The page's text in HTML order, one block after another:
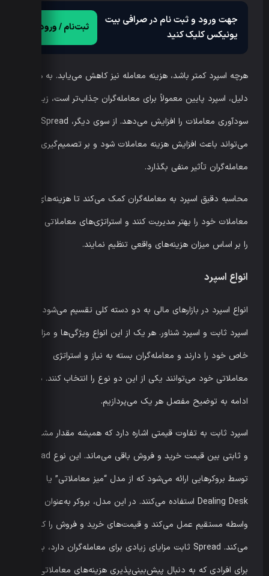
جهت ورود و ثبت نام در صرافی بیت
یونیکس کلیک کنید
ثبت‌نام / ورود
هرچه اسپرد کمتر باشد، هزینه معامله نیز کاهش می‌یابد. به همین
دلیل، اسپرد پایین معمولاً برای معامله‌گران جذاب‌تر است، زیرا
می‌تواند باعث افزایش هزینه معاملات شود و بر تصمیم‌گیری
معامله‌گران تأثیر منفی بگذارد.
محاسبه دقیق اسپرد به معامله‌گران کمک می‌کند تا هزینه‌های
معاملات خود را بهتر مدیریت کنند و استراتژی‌های معاملاتی خود
را بر اساس میزان هزینه‌های واقعی تنظیم نمایند.
انواع اسپرد
انواع اسپرد در بازارهای مالی به دو دسته کلی تقسیم می‌شود:
اسپرد ثابت و اسپرد شناور. هر یک از این انواع ویژگی‌ها و مزایای
خاص خود را دارند و معامله‌گران بسته به نیاز و استراتژی
معاملاتی خود می‌توانند یکی از این دو نوع را انتخاب کنند. در
ادامه به توضیح مفصل هر یک می‌پردازیم.
اسپرد ثابت به تفاوت قیمتی اشاره دارد که همیشه مقدار مشخص
و ثابتی بین قیمت خرید و فروش باقی می‌ماند. این نوع Spread
توسط بروکرهایی ارائه می‌شود که از مدل “میز معاملاتی” یا
Dealing Desk استفاده می‌کنند. در این مدل، بروکر به‌عنوان
واسطه مستقیم عمل می‌کند و قیمت‌های خرید و فروش را کنترل
می‌کند. Spread ثابت مزایای زیادی برای معامله‌گران دارد، به‌ویژه
برای افرادی که به دنبال پیش‌بینی‌پذیری هزینه‌های معاملاتی خود